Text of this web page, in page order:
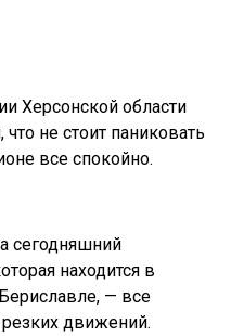
Херсонской области
не стоит паниковать
все спокойно.
сегодняшний
находится в
— все
движений.